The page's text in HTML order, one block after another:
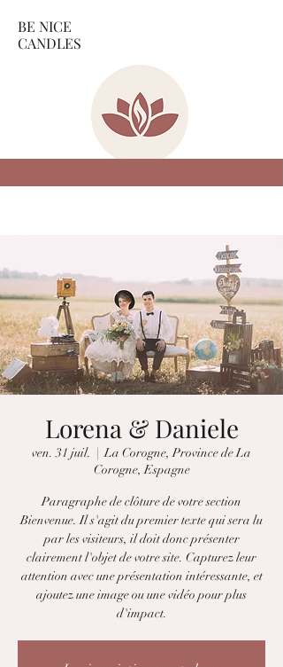
BE NICE
CANDLES
Lorena & Daniele
ven. 31 juil.
  |
La Corogne, Province de La
Corogne, Espagne
Paragraphe de clôture de votre section
Bienvenue. Il s'agit du premier texte qui sera lu
par les visiteurs, il doit donc présenter
clairement l'objet de votre site. Capturez leur
attention avec une présentation intéressante, et
ajoutez une image ou une vidéo pour plus
d'impact.